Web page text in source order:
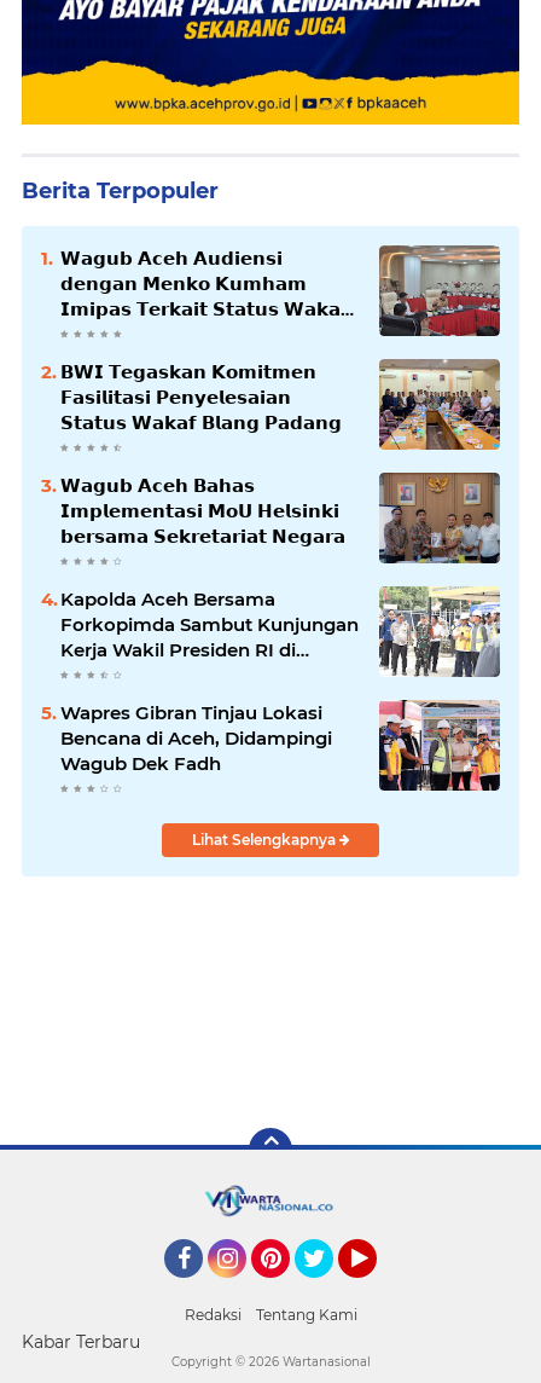
Berita Terpopuler
𝗪𝗮𝗴𝘂𝗯 𝗔𝗰𝗲𝗵 𝗔𝘂𝗱𝗶𝗲𝗻𝘀𝗶
𝗱𝗲𝗻𝗴𝗮𝗻 𝗠𝗲𝗻𝗸𝗼 𝗞𝘂𝗺𝗵𝗮𝗺
𝗜𝗺𝗶𝗽𝗮𝘀 𝗧𝗲𝗿𝗸𝗮𝗶𝘁 𝗦𝘁𝗮𝘁𝘂𝘀 𝗪𝗮𝗸𝗮𝗳
𝗕𝗹𝗮𝗻𝗴𝗽𝗮𝗱𝗮𝗻𝗴
𝗕𝗪𝗜 𝗧𝗲𝗴𝗮𝘀𝗸𝗮𝗻 𝗞𝗼𝗺𝗶𝘁𝗺𝗲𝗻
𝗙𝗮𝘀𝗶𝗹𝗶𝘁𝗮𝘀𝗶 𝗣𝗲𝗻𝘆𝗲𝗹𝗲𝘀𝗮𝗶𝗮𝗻
𝗦𝘁𝗮𝘁𝘂𝘀 𝗪𝗮𝗸𝗮𝗳 𝗕𝗹𝗮𝗻𝗴 𝗣𝗮𝗱𝗮𝗻𝗴
𝗪𝗮𝗴𝘂𝗯 𝗔𝗰𝗲𝗵 𝗕𝗮𝗵𝗮𝘀
𝗜𝗺𝗽𝗹𝗲𝗺𝗲𝗻𝘁𝗮𝘀𝗶 𝗠𝗼𝗨 𝗛𝗲𝗹𝘀𝗶𝗻𝗸𝗶
𝗯𝗲𝗿𝘀𝗮𝗺𝗮 𝗦𝗲𝗸𝗿𝗲𝘁𝗮𝗿𝗶𝗮𝘁 𝗡𝗲𝗴𝗮𝗿𝗮
Kapolda Aceh Bersama
Forkopimda Sambut Kunjungan
Kerja Wakil Presiden RI di
Kabupaten Bireuen
Wapres Gibran Tinjau Lokasi
Bencana di Aceh, Didampingi
Wagub Dek Fadh
Lihat Selengkapnya
Redaksi Tentang Kami
Kabar Terbaru
Copyright © 2026 Wartanasional